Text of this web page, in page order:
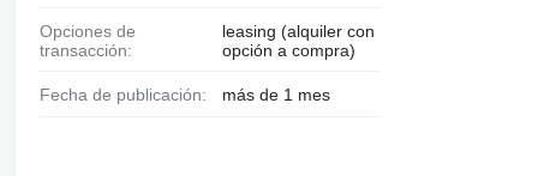
Opciones de
transacción:
leasing (alquiler con
opción a compra)
Fecha de publicación: más de 1 mes